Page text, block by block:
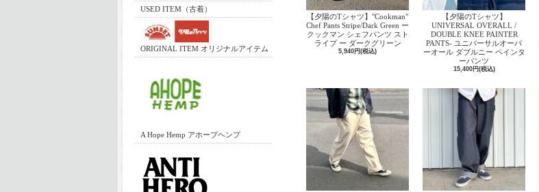
USED ITEM（古着）
ORIGINAL ITEM オリジナルアイテム
A Hope Hemp アホープヘンプ
【夕陽のTシャツ】"Cookman"
Chef Pants Stripe/Dark Green ー
クックマン シェフパンツ スト
ライプ ー ダークグリーン
5,940円(税込)
【夕陽のTシャツ】
UNIVERSAL OVERALL /
DOUBLE KNEE PAINTER
PANTS- ユニバーサルオーバ
ーオール ダブルニー ペインタ
ーパンツ
15,400円(税込)